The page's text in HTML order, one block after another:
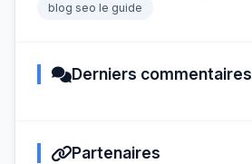
blog seo le guide
Derniers commentaires
Partenaires